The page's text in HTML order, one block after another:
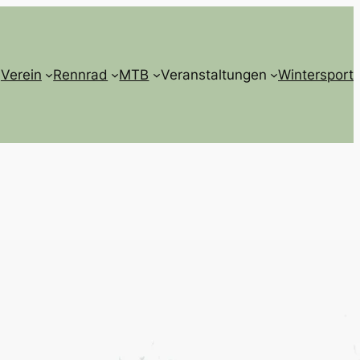
Verein Rennrad MTB Veranstaltungen Wintersport